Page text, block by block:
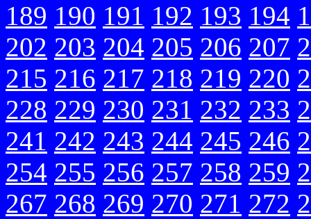
189 190 191 192 193 194
202 203 204 205 206 207
215 216 217 218 219 220
228 229 230 231 232 233
241 242 243 244 245 246
254 255 256 257 258 259
267 268 269 270 271 272